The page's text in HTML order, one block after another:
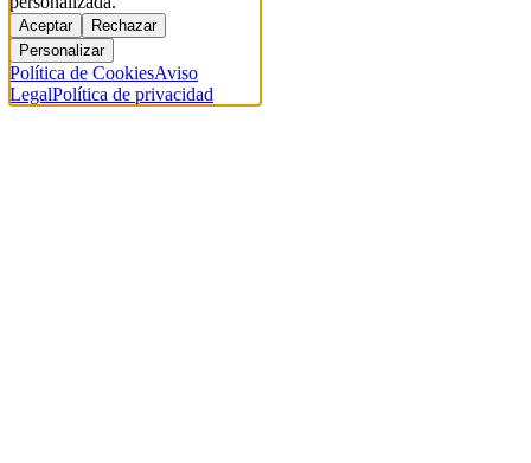
Aceptar
Rechazar
Personalizar
Política de CookiesAviso
LegalPolítica de privacidad